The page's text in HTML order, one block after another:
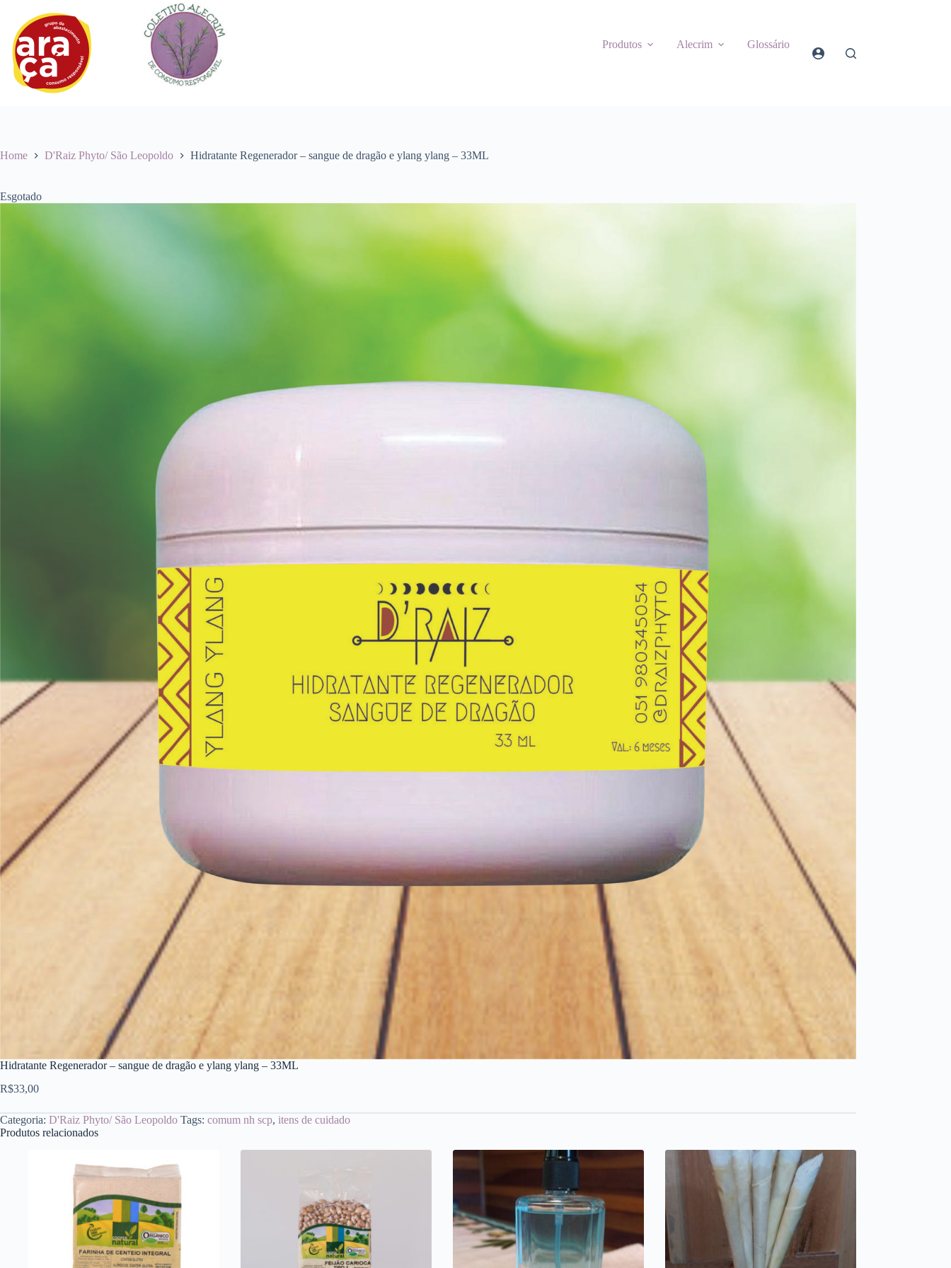
conteúdo
Produtos Alecrim Glossário
Home D'Raiz Phyto/ São Leopoldo Hidratante Regenerador – sangue de dragão e ylang ylang – 33ML
Esgotado
Hidratante Regenerador – sangue de dragão e ylang ylang – 33ML
R$33,00
Categoria: D'Raiz Phyto/ São Leopoldo Tags: comum nh scp, itens de cuidado
Produtos relacionados